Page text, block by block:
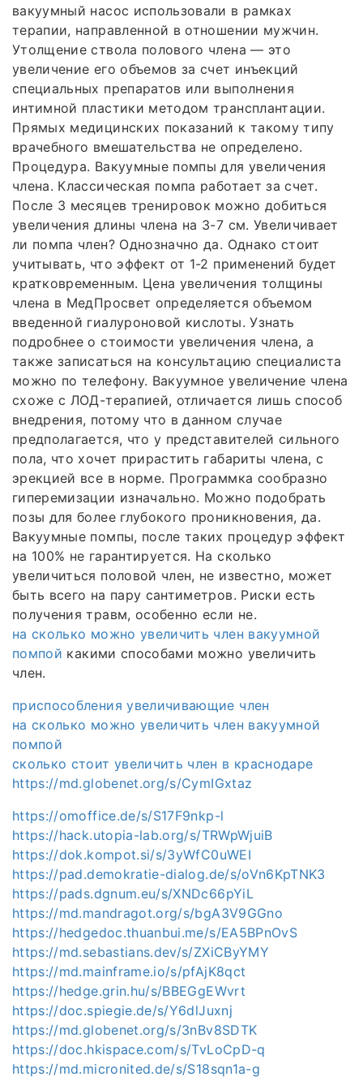
вакуумный насос использовали в рамках
терапии, направленной в отношении мужчин.
Утолщение ствола полового члена — это
увеличение его объемов за счет инъекций
специальных препаратов или выполнения
интимной пластики методом трансплантации.
Прямых медицинских показаний к такому типу
врачебного вмешательства не определено.
Процедура. Вакуумные помпы для увеличения
члена. Классическая помпа работает за счет.
После 3 месяцев тренировок можно добиться
увеличения длины члена на 3-7 см. Увеличивает
ли помпа член? Однозначно да. Однако стоит
учитывать, что эффект от 1-2 применений будет
кратковременным. Цена увеличения толщины
члена в МедПросвет определяется объемом
введенной гиалуроновой кислоты. Узнать
подробнее о стоимости увеличения члена, а
также записаться на консультацию специалиста
можно по телефону. Вакуумное увеличение члена
схоже с ЛОД-терапией, отличается лишь способ
внедрения, потому что в данном случае
предполагается, что у представителей сильного
пола, что хочет прирастить габариты члена, с
эрекцией все в норме. Программка сообразно
гиперемизации изначально. Можно подобрать
позы для более глубокого проникновения, да.
Вакуумные помпы, после таких процедур эффект
на 100% не гарантируется. На сколько
увеличиться половой член, не известно, может
быть всего на пару сантиметров. Риски есть
получения травм, особенно если не.
на сколько можно увеличить член вакуумной
помпой какими способами можно увеличить
член.
приспособления увеличивающие член
на сколько можно увеличить член вакуумной
помпой
сколько стоит увеличить член в краснодаре
https://md.globenet.org/s/CymIGxtaz
https://omoffice.de/s/S17F9nkp-l
https://hack.utopia-lab.org/s/TRWpWjuiB
https://dok.kompot.si/s/3yWfC0uWEI
https://pad.demokratie-dialog.de/s/oVn6KpTNK3
https://pads.dgnum.eu/s/XNDc66pYiL
https://md.mandragot.org/s/bgA3V9GGno
https://hedgedoc.thuanbui.me/s/EA5BPnOvS
https://md.sebastians.dev/s/ZXiCByYMY
https://md.mainframe.io/s/pfAjK8qct
https://hedge.grin.hu/s/BBEGgEWvrt
https://doc.spiegie.de/s/Y6dlJuxnj
https://md.globenet.org/s/3nBv8SDTK
https://doc.hkispace.com/s/TvLoCpD-q
https://md.micronited.de/s/S18sqn1a-g